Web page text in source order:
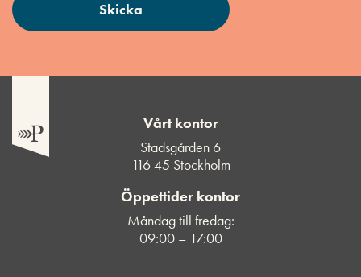
Vårt kontor
Stadsgården 6
116 45 Stockholm
Öppettider kontor
Måndag till fredag:
09:00 – 17:00